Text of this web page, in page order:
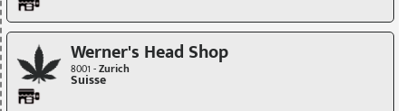
Werner's Head Shop
8001 -Zurich
Suisse